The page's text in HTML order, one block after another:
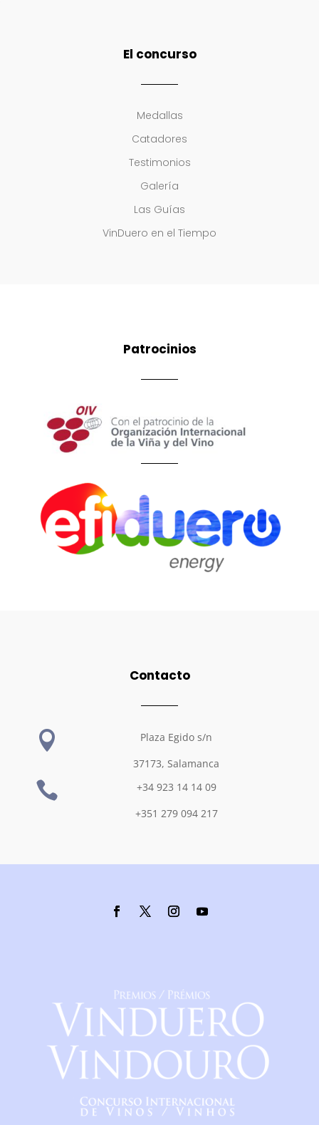
El concurso
Medallas
Catadores
Testimonios
Galería
Las Guías
VinDuero en el Tiempo
Patrocinios
Contacto

Plaza Egido s/n
37173, Salamanca

+34 923 14 14 09
+351 279 094 217